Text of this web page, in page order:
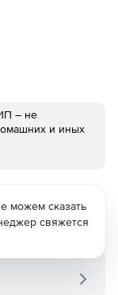
– не
и иных
можем сказать
свяжется